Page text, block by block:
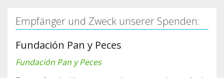
Empfänger und Zweck unserer Spenden:
Fundación Pan y Peces
Fundación Pan y Peces